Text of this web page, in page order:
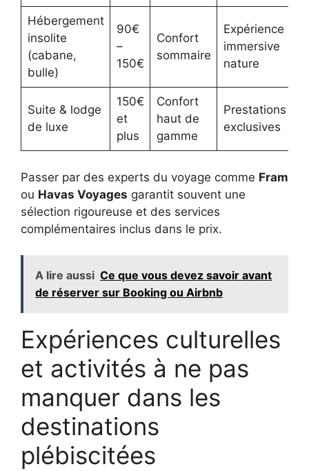
Hébergement
insolite
(cabane,
bulle)
90€
–
150€
Confort
sommaire
Expérience
immersive
nature
Suite & lodge
de luxe
150€
et
plus
Confort
haut de
gamme
Prestations
exclusives
Passer par des experts du voyage comme Fram
ou Havas Voyages garantit souvent une
sélection rigoureuse et des services
complémentaires inclus dans le prix.
A lire aussi Ce que vous devez savoir avant
de réserver sur Booking ou Airbnb
Expériences culturelles
et activités à ne pas
manquer dans les
destinations
plébiscitées